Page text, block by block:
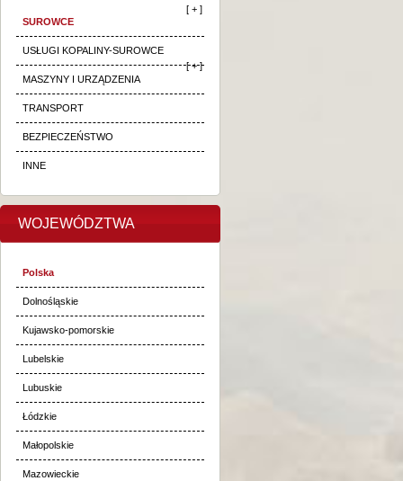
SUROWCE
[ + ]
USŁUGI KOPALINY-SUROWCE
[ + ]
MASZYNY I URZĄDZENIA
TRANSPORT
BEZPIECZEŃSTWO
INNE
WOJEWÓDZTWA
Polska
Dolnośląskie
Kujawsko-pomorskie
Lubelskie
Lubuskie
Łódzkie
Małopolskie
Mazowieckie